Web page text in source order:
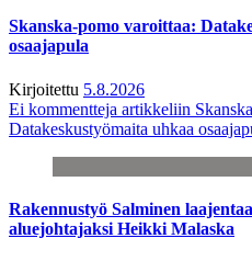
Skanska-pomo varoittaa:
osaajapula
Kirjoitettu 5.8.2026
Ei kommentteja artikkeliin
Datakeskustyömaita uhkaa
Rakennustyö Salminen
aluejohtajaksi Heikki Malaska